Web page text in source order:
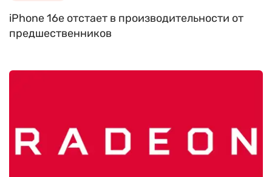
iPhone 16e отстает в производительности от
предшественников